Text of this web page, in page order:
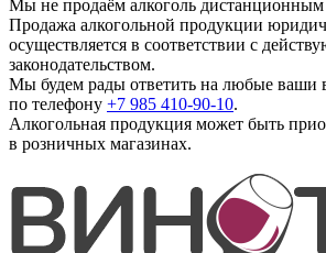
Мы не продаём алкоголь
Продажа алкогольной продукции
осуществляется в соответствии с
законодательством.
Мы будем рады ответить на любые ваши
по телефону +7 985 410-90-10.
Алкогольная продукция может быть
в розничных магазинах.